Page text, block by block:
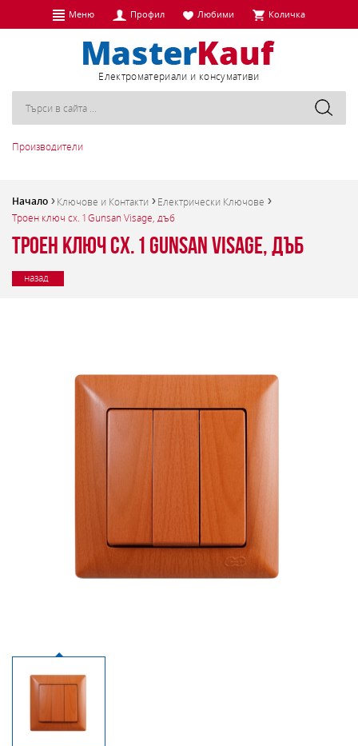
Меню Профил Любими Количка
Eлектроматериали и консумативи
Производители
Начало Ключове и Контакти
Електрически Ключове
Троен ключ cx. 1 Gunsan Visage, дъб
Троен ключ cx. 1 Gunsan Visage, дъб
назад